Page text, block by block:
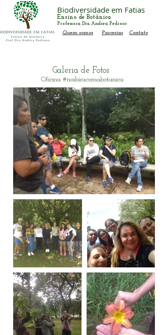
Biodiversidade em Fatias
Ensino de Botânica
Professora Dra Andrea Pedroso
Quem somos
Parcerias Contato
Galeria de Fotos
Oficina #noibiracomabotanica